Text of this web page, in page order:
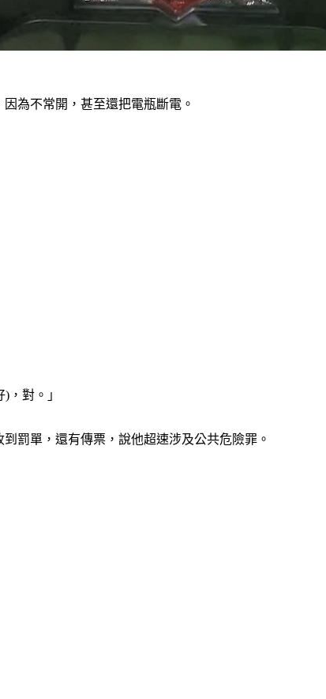
為不常開，甚至還把電瓶斷電。
，對。」
罰單，還有傳票，說他超速涉及公共危險罪。